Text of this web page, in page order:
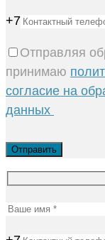
+7
Отправляя
принимаю
согласие на
данных